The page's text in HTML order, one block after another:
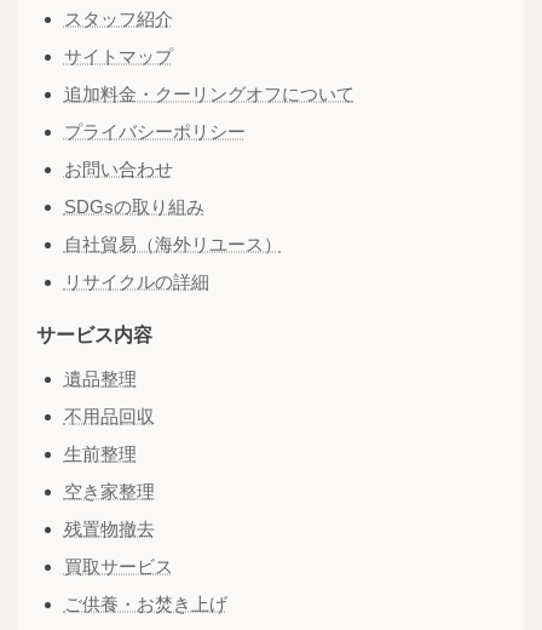
スタッフ紹介
サイトマップ
追加料金・クーリングオフについて
プライバシーポリシー
お問い合わせ
SDGsの取り組み
自社貿易（海外リユース）
リサイクルの詳細
サービス内容
遺品整理
不用品回収
生前整理
空き家整理
残置物撤去
買取サービス
ご供養・お焚き上げ